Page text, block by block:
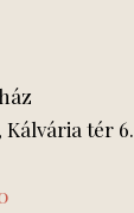
Kálvária tér 6.